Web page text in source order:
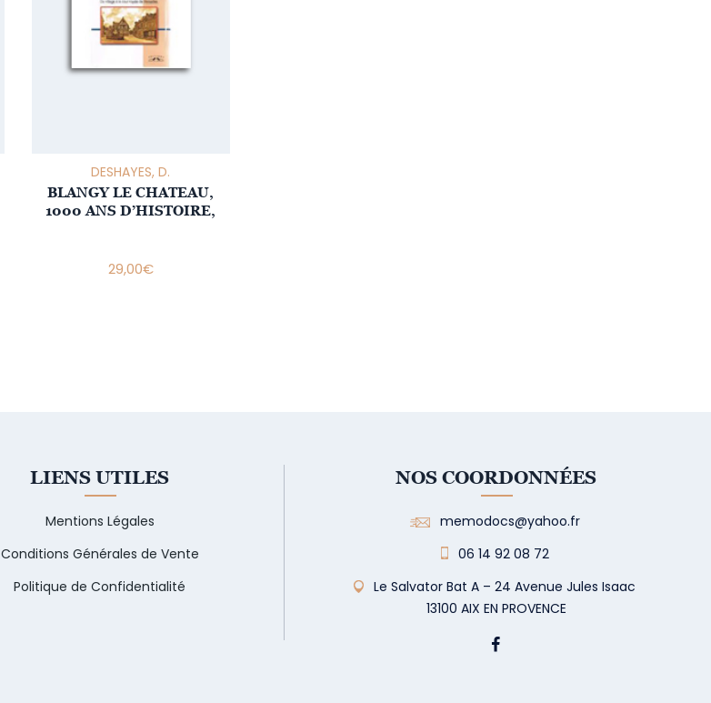
DESHAYES, D.
BLANGY LE CHATEAU,
1000 ANS D’HISTOIRE,
29,00€
LIENS UTILES
Mentions Légales
Conditions Générales de Vente
Politique de Confidentialité
NOS COORDONNÉES
memodocs@yahoo.fr
06 14 92 08 72
Le Salvator Bat A – 24 Avenue Jules Isaac
13100 AIX EN PROVENCE